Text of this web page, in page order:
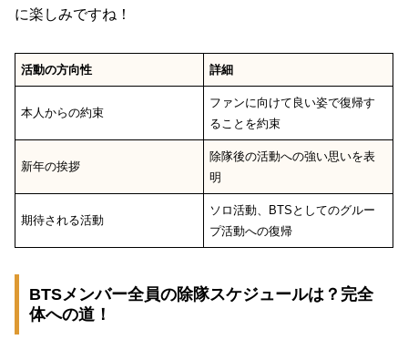
に楽しみですね！
活動の方向性 詳細
本人からの約束
ファンに向けて良い姿で復帰す
ることを約束
新年の挨拶
除隊後の活動への強い思いを表
明
期待される活動
ソロ活動、BTSとしてのグルー
プ活動への復帰
BTSメンバー全員の除隊スケジュールは？完全
体への道！